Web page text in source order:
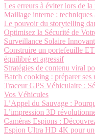
Les erreurs à éviter lors de
Maillage interne :
Le pouvoir du storytelling
Optimisez la Sécurité de
Surveillance Solaire
Construire un portefeuille
équilibré et agressif
Stratégies de contenu viral
Batch cooking : préparer ses
Traceur GPS Véhiculaire :
Vos Véhicules
L’Appel du Sauvage :
L’impression 3D
Caméras Espions :
Espion Ultra HD 4K pour